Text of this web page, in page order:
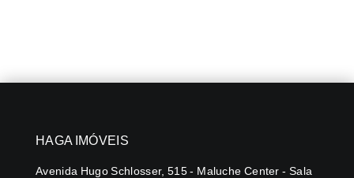
HAGA IMÓVEIS
Avenida Hugo Schlosser, 515 - Maluche Center - Sala